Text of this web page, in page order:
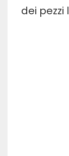
dei pezzi